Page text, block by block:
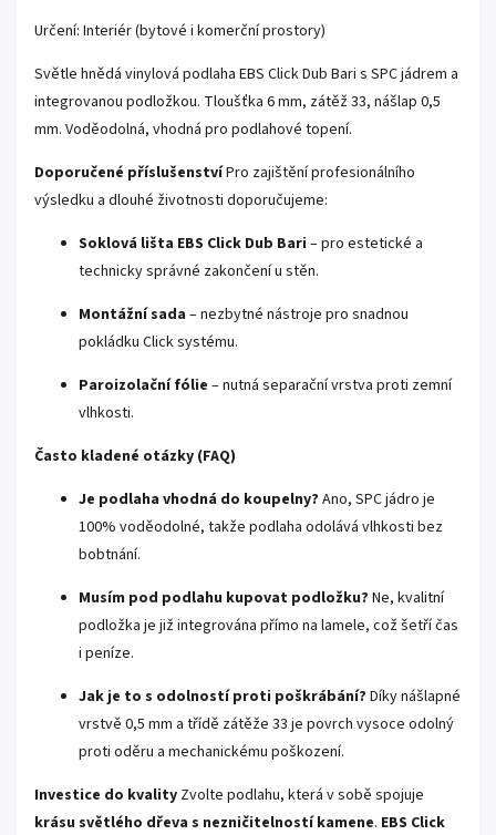
Určení: Interiér (bytové i komerční prostory)
Světle hnědá vinylová podlaha EBS Click Dub Bari s SPC jádrem a
integrovanou podložkou. Tloušťka 6 mm, zátěž 33, nášlap 0,5
mm. Voděodolná, vhodná pro podlahové topení.
Doporučené příslušenstvíPro zajištění profesionálního
výsledku a dlouhé životnosti doporučujeme:
Soklová lišta EBS Click Dub Bari – pro estetické a
technicky správné zakončení u stěn.
Montážní sada – nezbytné nástroje pro snadnou
pokládku Click systému.
Paroizolační fólie – nutná separační vrstva proti zemní
vlhkosti.
Často kladené otázky (FAQ)
Je podlaha vhodná do koupelny? Ano, SPC jádro je
100% voděodolné, takže podlaha odolává vlhkosti bez
bobtnání.
Musím pod podlahu kupovat podložku? Ne, kvalitní
podložka je již integrována přímo na lamele, což šetří čas
i peníze.
Jak je to s odolností proti poškrábání? Díky nášlapné
vrstvě 0,5 mm a třídě zátěže 33 je povrch vysoce odolný
proti oděru a mechanickému poškození.
Investice do kvality Zvolte podlahu, která v sobě spojuje
krásu světlého dřeva s nezničitelností kamene. EBS Click